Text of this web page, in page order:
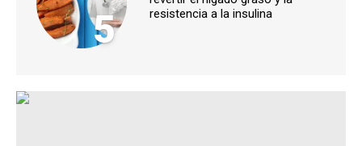
5
resistencia a la insulina